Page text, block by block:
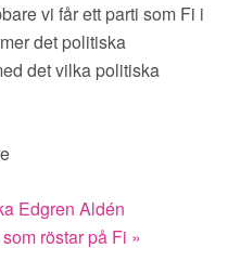
vi får ett parti som Fi i
det politiska
det vilka politiska
Edgren Aldén
röstar på Fi »